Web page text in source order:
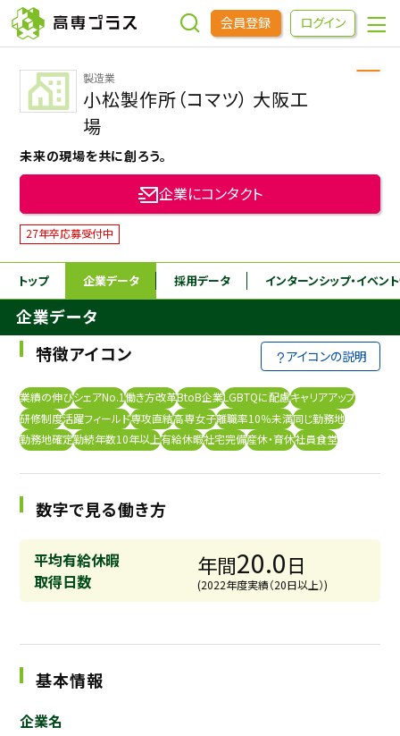
会員登録 ログイン
企業をさがす
進学先をさがす
インターンシップ・イベントをさがす
高専OBOGをさがす
高専プラスセミナー
高専生コミュニティ
めもらす
本科5年生・専攻科2年生向け 採用継続中の企業特集
製造業
小松製作所（コマツ） 大阪工
場
未来の現場を共に創ろう。
企業にコンタクト
27年卒応募受付中
トップ 企業データ 採用データ インターンシップ・イベン
企業データ
特徴アイコン
アイコンの説明
業績の伸びシェアNo.1働き方改革BtoB企業LGBTQに配慮キャリアアップ
研修制度活躍フィールド専攻直結高専女子離職率10％未満同じ勤務地
勤務地確定勤続年数10年以上有給休暇社宅完備産休・育休社員食堂
数字で見る働き方
平均有給休暇
取得日数
年間20.0日
(2022年度実績（20日以上）)
基本情報
企業名